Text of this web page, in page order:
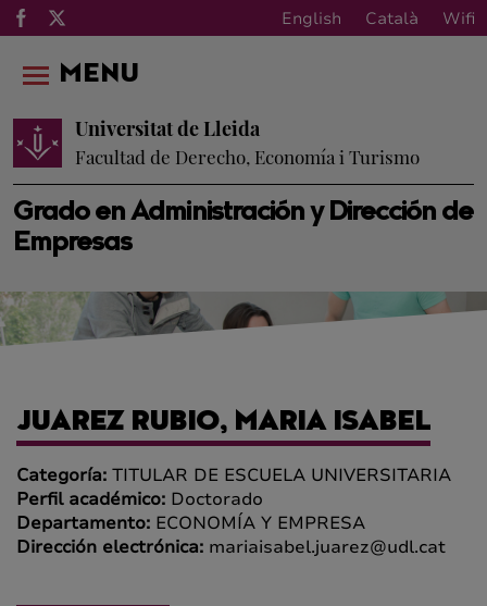
English Català Wifi
Grado en Administración y Dirección de
Empresas
Universitat de Lleida
Facultad de Derecho, Economía i Turismo
MENU
JUAREZ RUBIO, MARIA ISABEL
Categoría: TITULAR DE ESCUELA UNIVERSITARIA
Perfil académico: Doctorado
Departamento: ECONOMÍA Y EMPRESA
Dirección electrónica: mariaisabel.juarez@udl.cat